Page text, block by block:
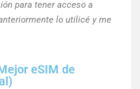
para tener acceso a
lo utilicé y me
eSIM de